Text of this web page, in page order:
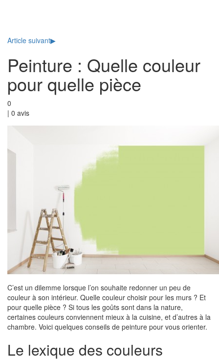
Article suivant▶
Peinture : Quelle couleur
pour quelle pièce
0
| 0 avis
C’est un dilemme lorsque l’on souhaite redonner un peu de
couleur à son intérieur. Quelle couleur choisir pour les murs ? Et
pour quelle pièce ? Si tous les goûts sont dans la nature,
certaines couleurs conviennent mieux à la cuisine, et d’autres à la
chambre. Voici quelques conseils de peinture pour vous orienter.
Le lexique des couleurs